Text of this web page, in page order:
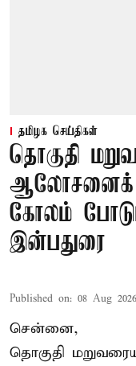
தமிழக செய்திகள்
தொகுதி
ஆலோசனைக்
கோலம்
இன்பதுரை
Published on: 08 Aug
சென்னை,
தொகுதி